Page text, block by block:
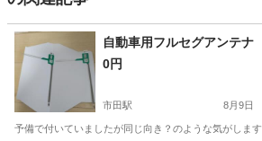
自動車用フルセグアンテナ
0円
市田駅 8月9日
予備で付いていましたが同じ向き？のような気がします